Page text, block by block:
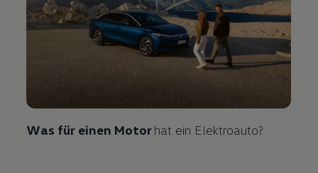
Was für einen Motorhat ein Elektroauto?